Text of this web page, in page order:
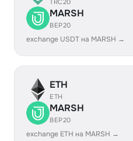
TRC20
MARSH
BEP20
exchange USDT на MARSH →
ETH
ETH
MARSH
BEP20
exchange ETH на MARSH →